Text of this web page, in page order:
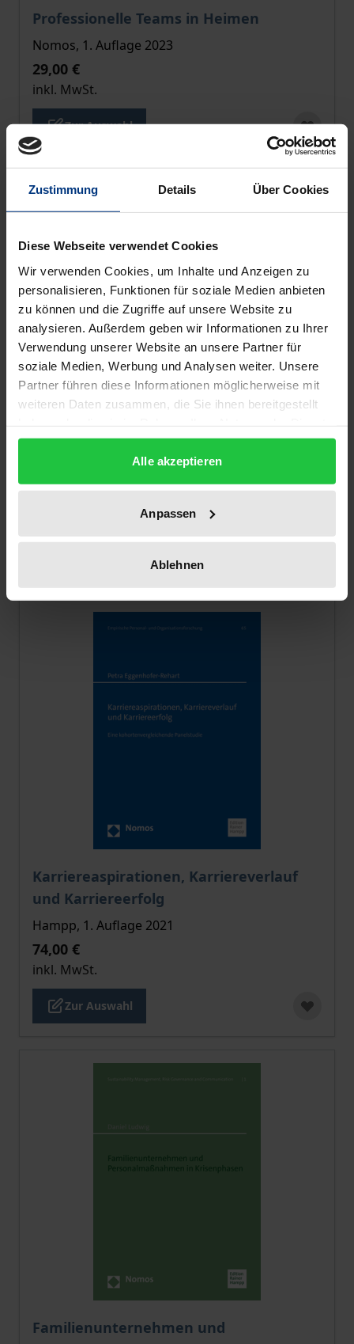
Zustimmung Details Über Cookies
Diese Webseite verwendet Cookies
Wir verwenden Cookies, um Inhalte und Anzeigen zu
personalisieren, Funktionen für soziale Medien anbieten
zu können und die Zugriffe auf unsere Website zu
analysieren. Außerdem geben wir Informationen zu Ihrer
Verwendung unserer Website an unsere Partner für
soziale Medien, Werbung und Analysen weiter. Unsere
Partner führen diese Informationen möglicherweise mit
weiteren Daten zusammen, die Sie ihnen bereitgestellt
gesammelt haben.
Alle akzeptieren
Anpassen
Ablehnen
Professionelle Teams in Heimen
Der Preis dieses Titels richtet sich nach der
Nomos, 1. Auflage 2023
29,00 €
inkl. MwSt.
Zur Auswahl
Der Preis dieses Titels richtet sich nach der
Karriereaspirationen, Karriereverlauf
und Karriereerfolg
Der Preis dieses Titels richtet sich nach der
Hampp, 1. Auflage 2021
74,00 €
inkl. MwSt.
Zur Auswahl
Familienunternehmen und
Der Preis dieses Titels richtet sich nach der